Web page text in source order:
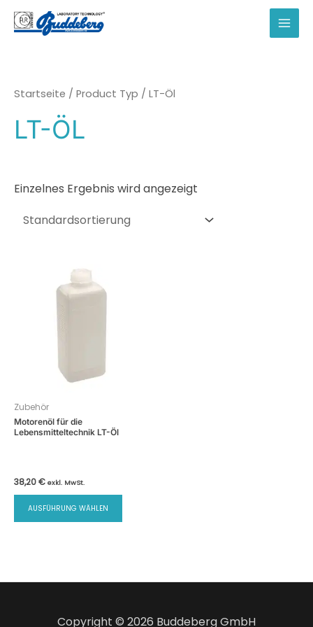
Zum
Inhalt
springen
Startseite / Product Typ / LT-Öl
LT-ÖL
Einzelnes Ergebnis wird angezeigt
Zubehör
Motorenöl für die
Lebensmitteltechnik LT-Öl
38,20€ exkl. MwSt.
AUSFÜHRUNG WÄHLEN
Dieses
auf.
Copyright © 2026 Buddeberg GmbH